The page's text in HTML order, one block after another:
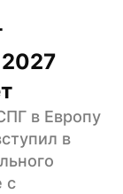
в Европу
в
с